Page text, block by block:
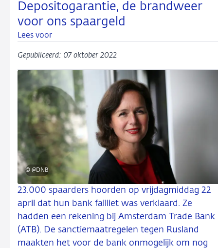
Depositogarantie, de brandweer
voor ons spaargeld
Lees voor
Gepubliceerd: 07 oktober 2022
© @DNB
23.000 spaarders hoorden op vrijdagmiddag 22
april dat hun bank failliet was verklaard. Ze
hadden een rekening bij Amsterdam Trade Bank
(ATB). De sanctiemaatregelen tegen Rusland
maakten het voor de bank onmogelijk om nog